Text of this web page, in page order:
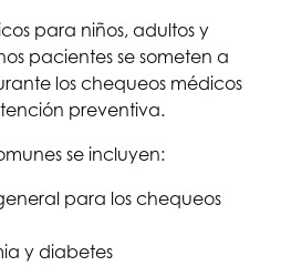
para niños, adultos y
pacientes se someten a
los chequeos médicos
preventiva.
se incluyen:
para los chequeos
y diabetes